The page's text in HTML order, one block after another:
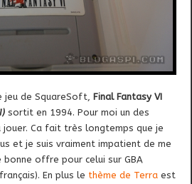
jeu de SquareSoft, Final Fantasy VI
sortit en 1994. Pour moi un des
jouer. Ca fait très longtemps que je
et je suis vraiment impatient de me
bonne offre pour celui sur GBA
En plus le thème de Terra est